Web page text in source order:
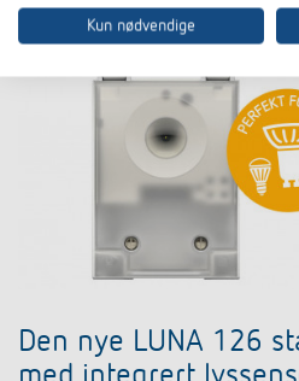
Den nye LUNA 126
Kun nødvendige